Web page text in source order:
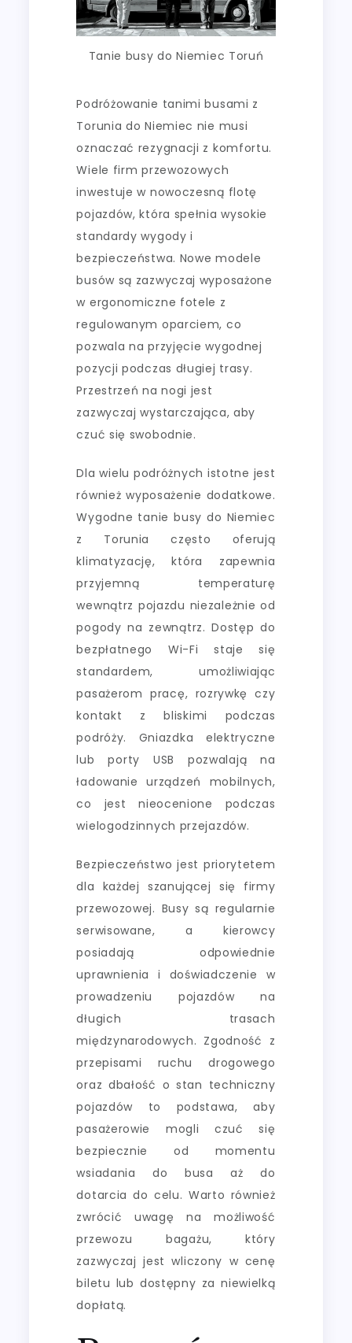
Tanie busy do Niemiec Toruń
Podróżowanie tanimi busami z
Torunia do Niemiec nie musi
oznaczać rezygnacji z komfortu.
Wiele firm przewozowych
inwestuje w nowoczesną flotę
pojazdów, która spełnia wysokie
standardy wygody i
bezpieczeństwa. Nowe modele
busów są zazwyczaj wyposażone
w ergonomiczne fotele z
regulowanym oparciem, co
pozwala na przyjęcie wygodnej
pozycji podczas długiej trasy.
Przestrzeń na nogi jest
zazwyczaj wystarczająca, aby
czuć się swobodnie.
Dla wielu podróżnych istotne jest
również wyposażenie dodatkowe.
Wygodne tanie busy do Niemiec
z Torunia często oferują
klimatyzację, która zapewnia
przyjemną temperaturę
wewnątrz pojazdu niezależnie od
pogody na zewnątrz. Dostęp do
bezpłatnego Wi-Fi staje się
standardem, umożliwiając
pasażerom pracę, rozrywkę czy
kontakt z bliskimi podczas
podróży. Gniazdka elektryczne
lub porty USB pozwalają na
ładowanie urządzeń mobilnych,
co jest nieocenione podczas
wielogodzinnych przejazdów.
Bezpieczeństwo jest priorytetem
dla każdej szanującej się firmy
przewozowej. Busy są regularnie
serwisowane, a kierowcy
posiadają odpowiednie
uprawnienia i doświadczenie w
prowadzeniu pojazdów na
długich trasach
międzynarodowych. Zgodność z
przepisami ruchu drogowego
oraz dbałość o stan techniczny
pojazdów to podstawa, aby
pasażerowie mogli czuć się
bezpiecznie od momentu
wsiadania do busa aż do
dotarcia do celu. Warto również
zwrócić uwagę na możliwość
przewozu bagażu, który
zazwyczaj jest wliczony w cenę
biletu lub dostępny za niewielką
dopłatą.